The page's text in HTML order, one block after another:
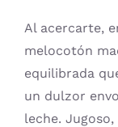
Al acercarte,
melocotón
equilibrada
un dulzor
leche.